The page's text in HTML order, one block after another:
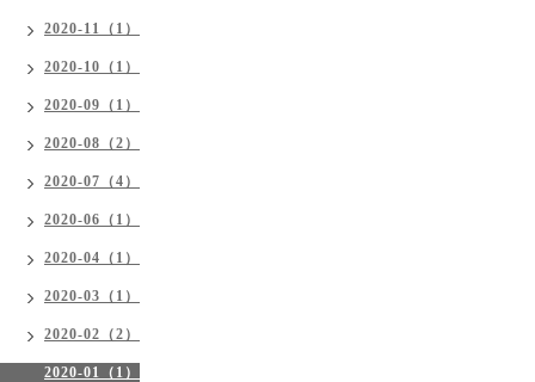
2020-11（1）
2020-10（1）
2020-09（1）
2020-08（2）
2020-07（4）
2020-06（1）
2020-04（1）
2020-03（1）
2020-02（2）
2020-01（1）